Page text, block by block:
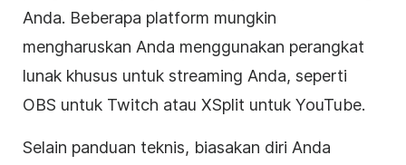
Anda. Beberapa platform mungkin
mengharuskan Anda menggunakan perangkat
lunak khusus untuk streaming Anda, seperti
OBS untuk Twitch atau XSplit untuk YouTube.
Selain panduan teknis, biasakan diri Anda